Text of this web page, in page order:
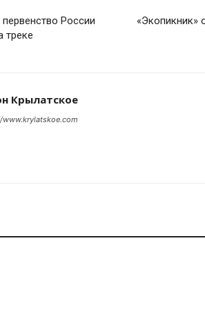
России
треке
«Экопикник»
Крылатское